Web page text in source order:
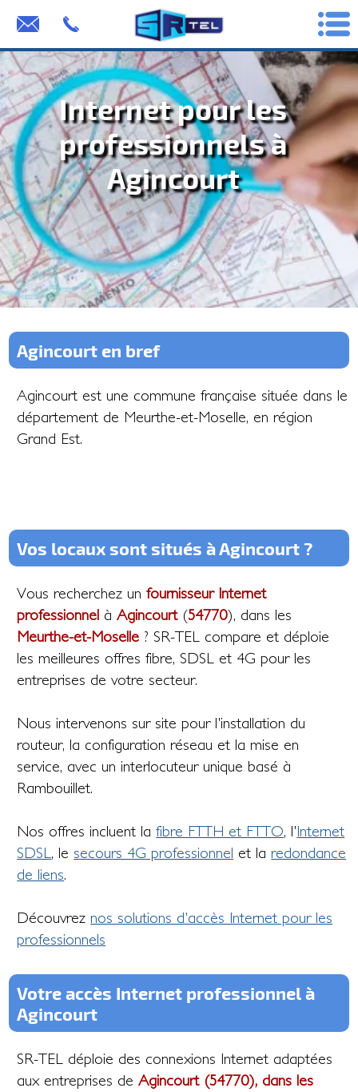
Internet pour les
professionnels à
Agincourt
Agincourt en bref
Agincourt est une commune française située dans le
département de Meurthe-et-Moselle, en région
Grand Est.
Vos locaux sont situés à Agincourt ?
Vous recherchez unfournisseur Internet
professionnel àAgincourt(54770), dans les
Meurthe-et-Moselle ? SR-TEL compare et déploie
les meilleures offres fibre, SDSL et 4G pour les
entreprises de votre secteur.
Nous intervenons sur site pour l'installation du
routeur, la configuration réseau et la mise en
service, avec un interlocuteur unique basé à
Rambouillet.
Nos offres incluent lafibre FTTH et FTTO, l'Internet
SDSL , lesecours 4G professionnel et la redondance
de liens.
Découvrez nos solutions d'accès Internet pour les
professionnels
Votre accès Internet professionnel à
Agincourt
SR-TEL déploie des connexions Internet adaptées
aux entreprises deAgincourt (54770), dans les